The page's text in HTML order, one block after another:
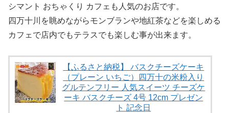
シマント おちゃくり カフェも人気のお店です。
四万十川を眺めながらモンブランや地紅茶などを楽しめる
カフェで店内でもテラスでも楽しむ事が出来ます。
【ふるさと納税】 バスクチーズケーキ
（プレーン いちご）四万十の米粉入り
グルテンフリー 人気スイーツ チーズケ
ーキ バスクチーズ 4号 12cm プレゼン
ト 記念日